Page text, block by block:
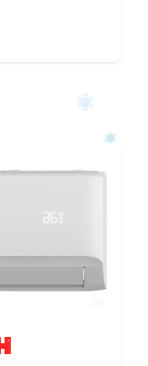
للبيئه ) و